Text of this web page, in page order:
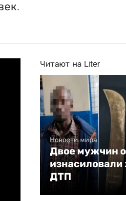
Читают на Liter
Новости мира
Двое мужчин
ДТП